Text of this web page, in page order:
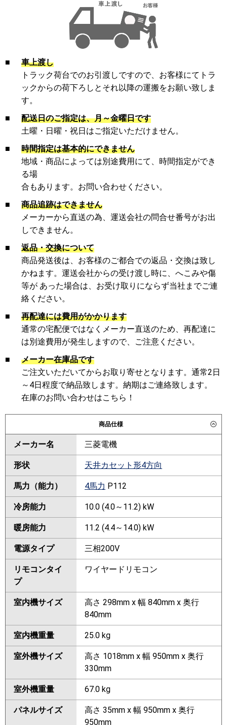
■
車上渡し
トラック荷台でのお引渡しですので、お客様にてトラ
ックからの荷下ろしとそれ以降の運搬をお願い致しま
す。
■
配送日のご指定は、月～金曜日です
土曜・日曜・祝日はご指定いただけません。
■
時間指定は基本的にできません
地域・商品によっては別途費用にて、時間指定ができ
る場
合もあります。お問い合わせください。
■
商品追跡はできません
メーカーから直送の為、運送会社の問合せ番号がお出
しできません。
■
返品・交換について
商品発送後は、お客様のご都合での返品・交換は致し
かねます。運送会社からの受け渡し時に、へこみや傷
等が あった場合は、お受け取りにならず当社までご連
絡ください。
■
再配達には費用がかかります
通常の宅配便ではなくメーカー直送のため、再配達に
は別途費用が発生しますので、ご注意ください。
■
メーカー在庫品です
ご注文いただいてからお取り寄せとなります。通常2日
～4日程度で納品致します。納期はご連絡致します。
在庫のお問い合わせはこちら！
商品仕様
メーカー名 三菱電機
形状 天井カセット形4方向
馬力（能力） 4馬力 P112
冷房能力 10.0 (4.0～11.2) kW
暖房能力 11.2 (4.4～14.0) kW
電源タイプ 三相200V
リモコンタイ
プ
ワイヤードリモコン
室内機サイズ
高さ 298mm x 幅 840mm x 奥行
840mm
室内機重量 25.0 kg
室外機サイズ
高さ 1018mm x 幅 950mm x 奥行
330mm
室外機重量 67.0 kg
パネルサイズ
高さ 35mm x 幅 950mm x 奥行
950mm